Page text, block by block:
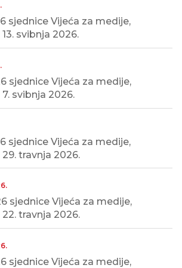
sjednice Vijeća za medije,
svibnja 2026.
sjednice Vijeća za medije,
svibnja 2026.
sjednice Vijeća za medije,
travnja 2026.
sjednice Vijeća za medije,
travnja 2026.
sjednice Vijeća za medije,